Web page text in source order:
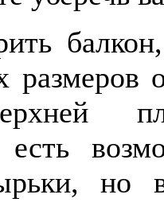
размеров
есть
но